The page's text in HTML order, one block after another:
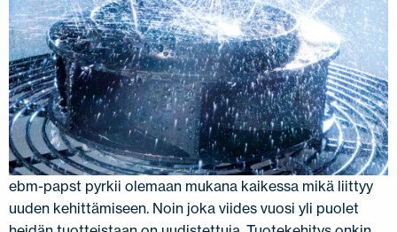
ebm-papst pyrkii olemaan mukana kaikessa mikä liittyy
uuden kehittämiseen. Noin joka viides vuosi yli puolet